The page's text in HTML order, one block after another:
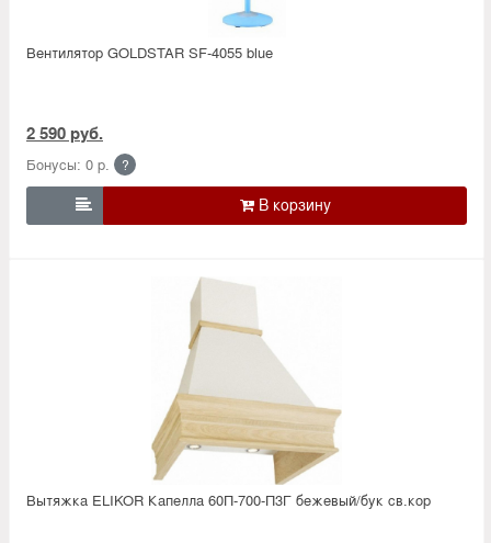
Вентилятор GOLDSTAR SF-4055 blue
2 590 руб.
Бонусы: 0 р. ?

Вытяжка ELIKOR Капелла 60П-700-П3Г бежевый/бук св.кор